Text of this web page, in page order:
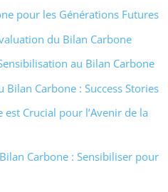
pour les Générations Futures
du Bilan Carbone
au Bilan Carbone
Bilan Carbone : Success Stories
Crucial pour l’Avenir de la
Carbone : Sensibiliser pour